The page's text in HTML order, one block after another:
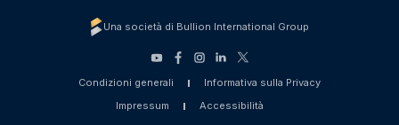
Una società di Bullion International Group
Condizioni generali
Informativa sulla Privacy
Impressum
Accessibilità